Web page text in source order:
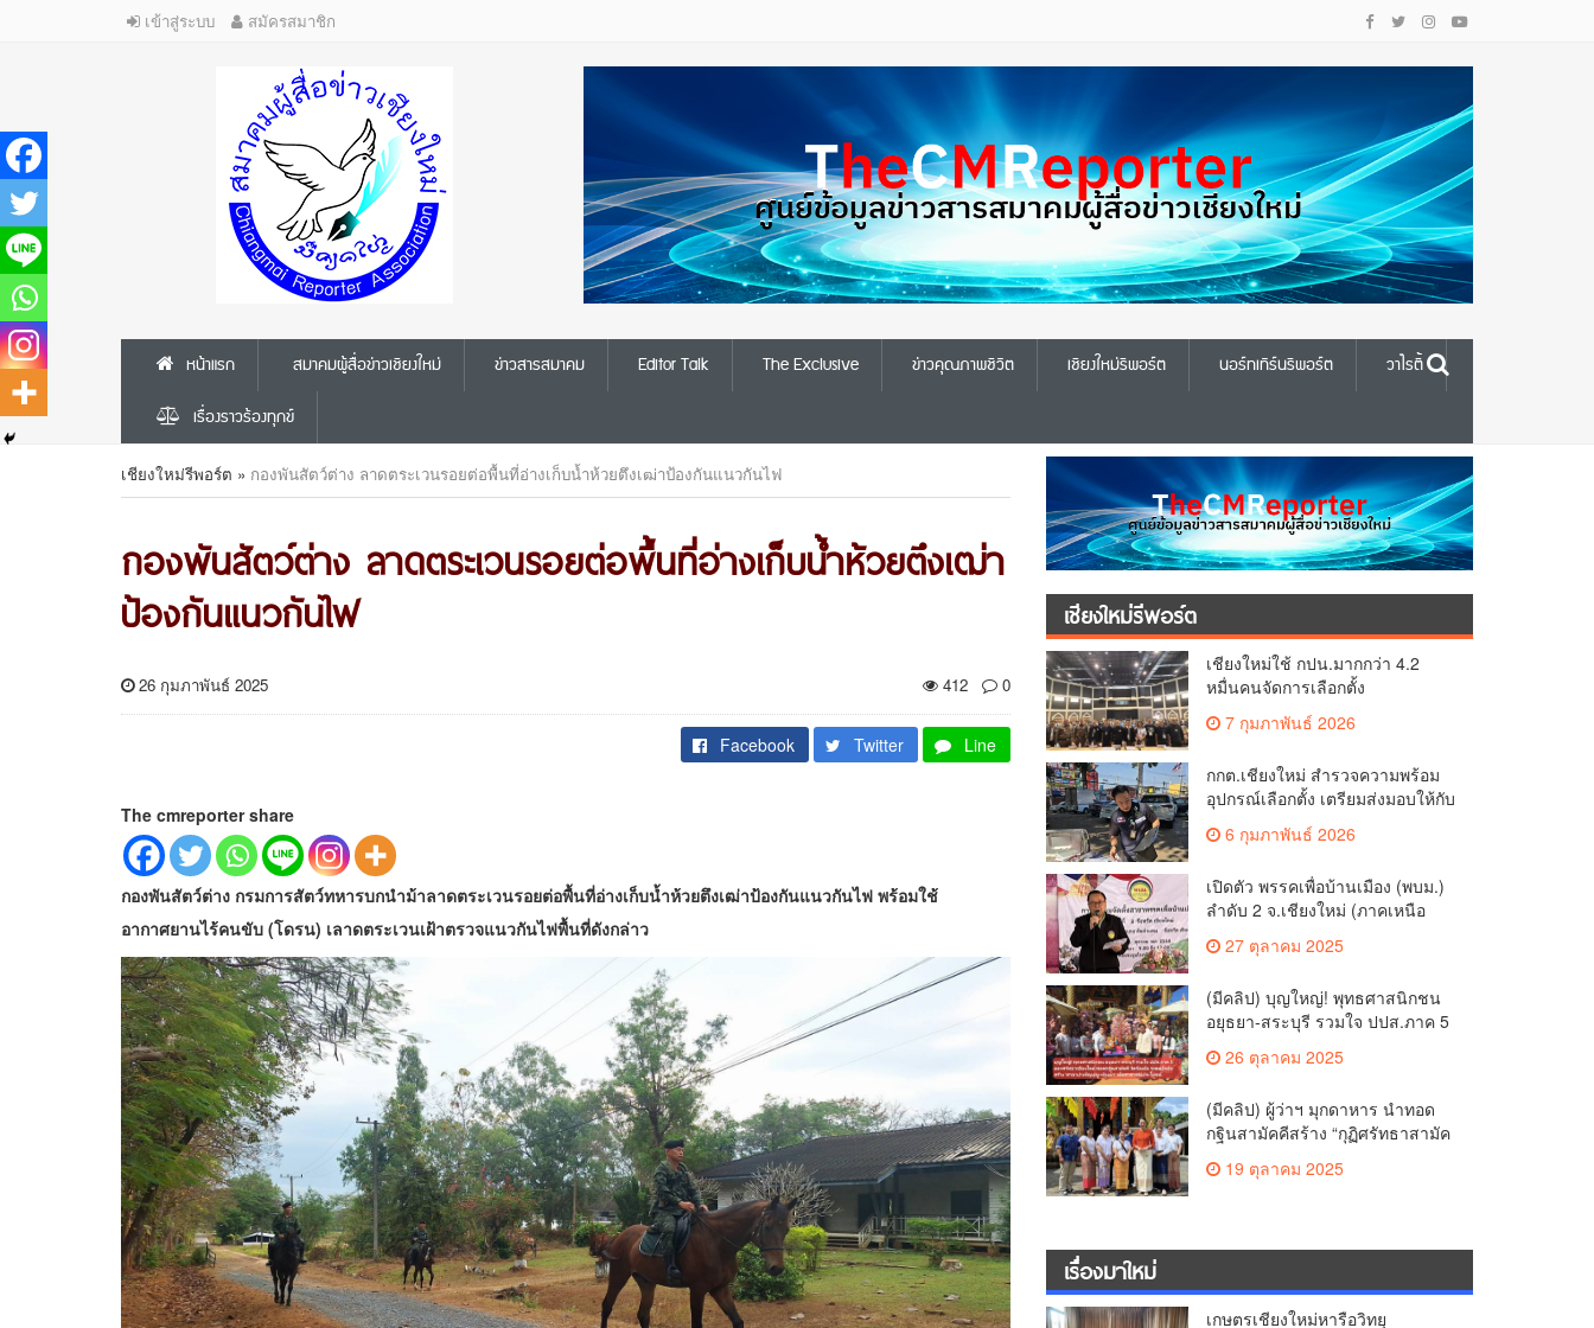
เข้าสู่ระบบ สมัครสมาชิก
หน้าแรก สมาคมผู้สื่อข่าวเชียงใหม่ ข่าวสารสมาคม Editor Talk The Exclusive ข่าวคุณภาพชีวิต เชียงใหม่รีพอร์ต นอร์ทเทิร์นรีพอร์ต
วาไรตี้
เรื่องราวร้องทุกข์
เชียงใหม่รีพอร์ต » กองพันสัตว์ต่าง ลาดตระเวนรอยต่อพื้นที่อ่างเก็บน้ำห้วยตึงเฒ่าป้องกันแนวกันไฟ
กองพันสัตว์ต่าง ลาดตระเวนรอยต่อพื้นที่อ่างเก็บน้ำห้วยตึงเฒ่า
ป้องกันแนวกันไฟ
26 กุมภาพันธ์ 2025 412 0
Facebook Twitter Line
The cmreporter share
กองพันสัตว์ต่าง กรมการสัตว์ทหารบกนำม้าลาดตระเวนรอยต่อพื้นที่อ่างเก็บน้ำห้วยตึงเฒ่าป้องกันแนวกันไฟ พร้อมใช้
อากาศยานไร้คนขับ (โดรน) เลาดตระเวนเฝ้าตรวจแนวกันไฟพื้นที่ดังกล่าว
เชียงใหม่รีพอร์ต
เชียงใหม่ใช้ กปน.มากกว่า 4.2
หมื่นคนจัดการเลือกตั้ง
กกต.เชียงใหม่ ร่วมกับ นายอำเภอ
หางดง ตรวจความเรียบร้อย การ
7 กุมภาพันธ์ 2026
กกต.เชียงใหม่ สำรวจความพร้อม
อุปกรณ์เลือกตั้ง เตรียมส่งมอบให้กับ
ทุกหน่วยเลือกตั้งในวันพรุ่งนี้
6 กุมภาพันธ์ 2026
เปิดตัว พรรคเพื่อบ้านเมือง (พบม.)
ลำดับ 2 จ.เชียงใหม่ (ภาคเหนือ
ตอนบน) ชูนโยบาย ปลดหนี้ สร้าง
รายได้ ตั้งกองทุนเกษตรกร สร้าง
ประชาชน นำกฎหมายบังคับใช้
และเผาทำลายยาเสพติดทิ้งทันที
หากจับได้
27 ตุลาคม 2025
(มีคลิป) บุญใหญ่! พุทธศาสนิกชน
อยุธยา-สระบุรี รวมใจ ปปส.ภาค 5
และศรัทธาเชียงใหม่ ทอดกฐิน
สามัคคี วัดร้องอ้อ
26 ตุลาคม 2025
(มีคลิป) ผู้ว่าฯ มุกดาหาร นำทอด
กฐินสามัคคีสร้าง “กุฏิศรัทธาสามัค
คีฯ” วัดทากู่แก้วลำพูน ยอดปัจจัย 5
แสนกว่าบาท
19 ตุลาคม 2025
เรื่องมาใหม่
เกษตรเชียงใหม่หารือวิทยุ